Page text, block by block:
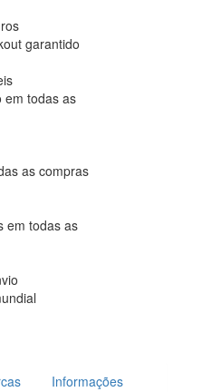
garantido
em todas as
as compras
em todas as
Informações